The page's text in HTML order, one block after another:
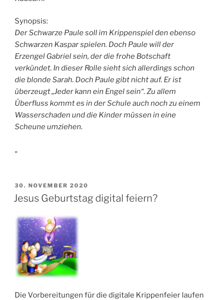
Synopsis:
Der Schwarze Paule soll im Krippenspiel den ebenso
Schwarzen Kaspar spielen. Doch Paule will der
Erzengel Gabriel sein, der die frohe Botschaft
verkündet. In dieser Rolle sieht sich allerdings schon
die blonde Sarah. Doch Paule gibt nicht auf. Er ist
überzeugt „Jeder kann ein Engel sein“. Zu allem
Überfluss kommt es in der Schule auch noch zu einem
Wasserschaden und die Kinder müssen in eine
Scheune umziehen.
„
VERÖFFENTLICHT
AM
30. NOVEMBER 2020
Jesus Geburtstag digital feiern?
Die Vorbereitungen für die digitale Krippenfeier laufen